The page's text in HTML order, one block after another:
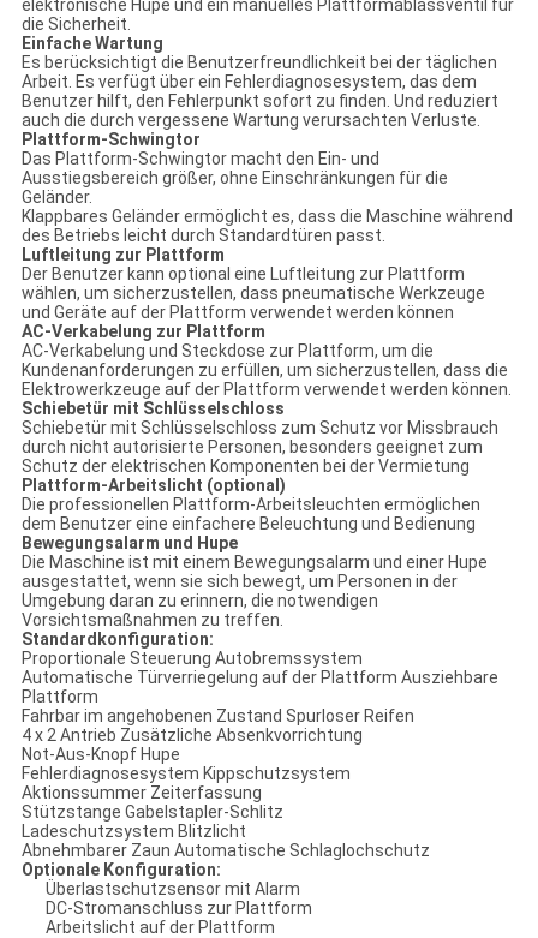
elektronische Hupe und ein manuelles Plattformablassventil für
die Sicherheit.
Einfache Wartung
Es berücksichtigt die Benutzerfreundlichkeit bei der täglichen
Arbeit. Es verfügt über ein Fehlerdiagnosesystem, das dem
Benutzer hilft, den Fehlerpunkt sofort zu finden. Und reduziert
auch die durch vergessene Wartung verursachten Verluste.
Plattform-Schwingtor
Das Plattform-Schwingtor macht den Ein- und
Ausstiegsbereich größer, ohne Einschränkungen für die
Geländer.
Klappbares Geländer ermöglicht es, dass die Maschine während
des Betriebs leicht durch Standardtüren passt.
Luftleitung zur Plattform
Der Benutzer kann optional eine Luftleitung zur Plattform
wählen, um sicherzustellen, dass pneumatische Werkzeuge
und Geräte auf der Plattform verwendet werden können
AC-Verkabelung zur Plattform
AC-Verkabelung und Steckdose zur Plattform, um die
Kundenanforderungen zu erfüllen, um sicherzustellen, dass die
Elektrowerkzeuge auf der Plattform verwendet werden können.
Schiebetür mit Schlüsselschloss
Schiebetür mit Schlüsselschloss zum Schutz vor Missbrauch
durch nicht autorisierte Personen, besonders geeignet zum
Schutz der elektrischen Komponenten bei der Vermietung
Plattform-Arbeitslicht (optional)
Die professionellen Plattform-Arbeitsleuchten ermöglichen
dem Benutzer eine einfachere Beleuchtung und Bedienung
Bewegungsalarm und Hupe
Die Maschine ist mit einem Bewegungsalarm und einer Hupe
ausgestattet, wenn sie sich bewegt, um Personen in der
Umgebung daran zu erinnern, die notwendigen
Vorsichtsmaßnahmen zu treffen.
Standardkonfiguration:
Proportionale Steuerung Autobremssystem
Automatische Türverriegelung auf der Plattform Ausziehbare
Plattform
Fahrbar im angehobenen Zustand Spurloser Reifen
4 x 2 Antrieb Zusätzliche Absenkvorrichtung
Not-Aus-Knopf Hupe
Fehlerdiagnosesystem Kippschutzsystem
Aktionssummer Zeiterfassung
Stützstange Gabelstapler-Schlitz
Ladeschutzsystem Blitzlicht
Abnehmbarer Zaun Automatische Schlaglochschutz
Optionale Konfiguration:
Überlastschutzsensor mit Alarm
DC-Stromanschluss zur Plattform
Arbeitslicht auf der Plattform